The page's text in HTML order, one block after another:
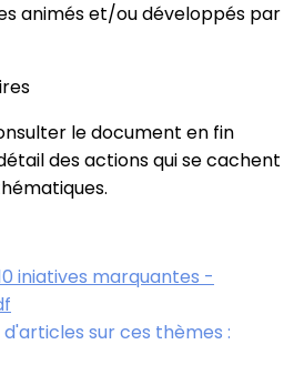
animés et/ou développés par
le document en fin
des actions qui se cachent
iniatives marquantes -
sur ces thèmes :